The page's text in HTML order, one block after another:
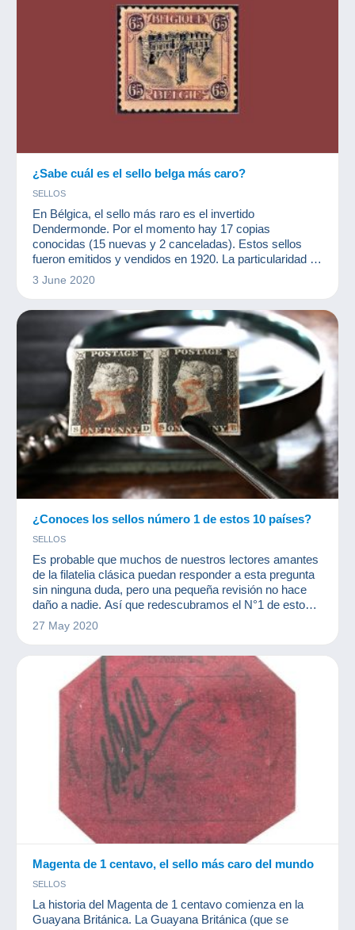
¿Sabe cuál es el sello belga más caro?
SELLOS
En Bélgica, el sello más raro es el invertido
Dendermonde. Por el momento hay 17 copias
conocidas (15 nuevas y 2 canceladas). Estos sellos
fueron emitidos y vendidos en 1920. La particularidad de
este sello es que dos hojas de la primera carrera habían
3 June 2020
¿Conoces los sellos número 1 de estos 10 países?
SELLOS
Es probable que muchos de nuestros lectores amantes
de la filatelia clásica puedan responder a esta pregunta
sin ninguna duda, pero una pequeña revisión no hace
daño a nadie. Así que redescubramos el N°1 de estos
países según el catálogo de Yvert y Tellier.
27 May 2020
Magenta de 1 centavo, el sello más caro del mundo
SELLOS
La historia del Magenta de 1 centavo comienza en la
Guayana Británica. La Guayana Británica (que se